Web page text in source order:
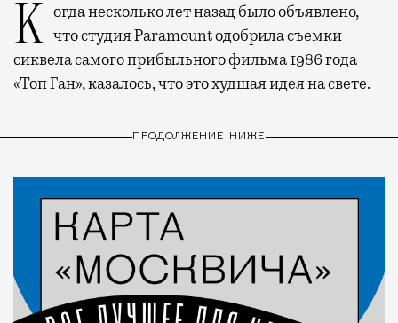
Когда несколько лет назад было объявлено, что студия Paramount одобрила съемки
сиквела самого прибыльного фильма 1986 года
«Топ Ган», казалось, что это худшая идея на свете.
ПРОДОЛЖЕНИЕ НИЖЕ